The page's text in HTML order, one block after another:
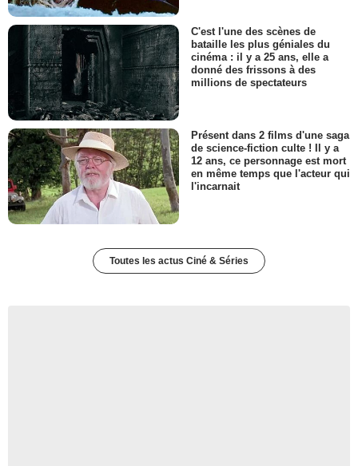
C'est l'une des scènes de
bataille les plus géniales du
cinéma : il y a 25 ans, elle a
donné des frissons à des
millions de spectateurs
Présent dans 2 films d'une saga
de science-fiction culte ! Il y a
12 ans, ce personnage est mort
en même temps que l'acteur qui
l'incarnait
Toutes les actus Ciné & Séries